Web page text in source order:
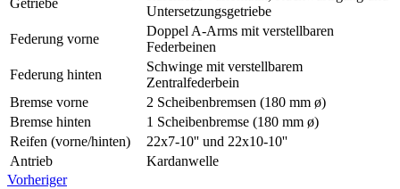
Getriebe
Untersetzungsgetriebe
Federung vorne
Doppel A-Arms mit verstellbaren
Federbeinen
Federung hinten
Schwinge mit verstellbarem
Zentralfederbein
Bremse vorne
2 Scheibenbremsen (180 mm ø)
Bremse hinten
1 Scheibenbremse (180 mm ø)
Reifen (vorne/hinten)
22x7-10'' und 22x10-10''
Antrieb
Kardanwelle
Vorheriger